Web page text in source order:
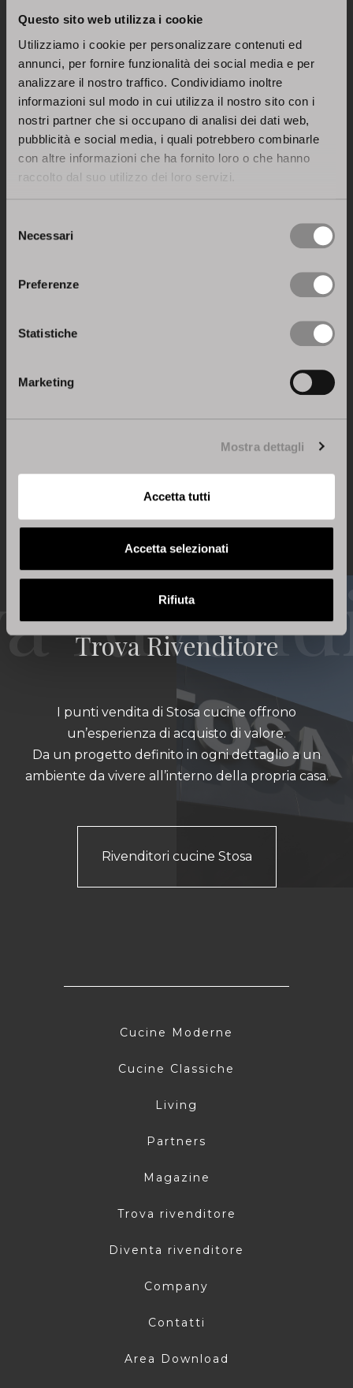
Questo sito web utilizza i cookie
Utilizziamo i cookie per personalizzare contenuti ed
annunci, per fornire funzionalità dei social media e per
analizzare il nostro traffico. Condividiamo inoltre
informazioni sul modo in cui utilizza il nostro sito con i
nostri partner che si occupano di analisi dei dati web,
pubblicità e social media, i quali potrebbero combinarle
con altre informazioni che ha fornito loro o che hanno
raccolto dal suo utilizzo dei loro servizi.
delNecessari
Preferenze
Statistiche
Marketing
Mostra dettagli
Accetta tutti
Accetta selezionati
Rifiuta
Trova Rivenditore
I punti vendita di Stosa cucine offrono
un’esperienza di acquisto di valore.
Da un progetto definito in ogni dettaglio a un
ambiente da vivere all’interno della propria casa.
Rivenditori cucine Stosa
Cucine Moderne
Cucine Classiche
Living
Partners
Magazine
Trova rivenditore
Diventa rivenditore
Company
Contatti
Area Download